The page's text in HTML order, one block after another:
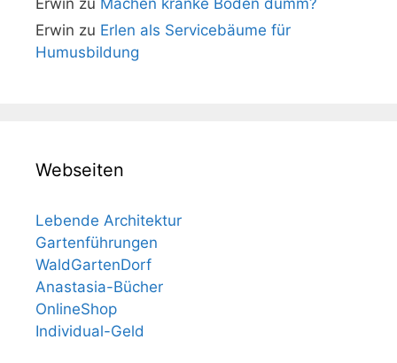
Erwin zu Machen kranke Böden dumm?
Erwin zu Erlen als Servicebäume für
Humusbildung
Webseiten
Lebende Architektur
Gartenführungen
WaldGartenDorf
Anastasia-Bücher
OnlineShop
Individual-Geld